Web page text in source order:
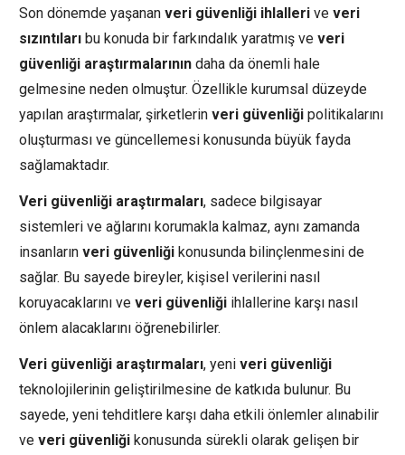
Son dönemde yaşanan veri güvenliği ihlalleri ve veri
sızıntıları bu konuda bir farkındalık yaratmış ve veri
güvenliği araştırmalarının daha da önemli hale
gelmesine neden olmuştur. Özellikle kurumsal düzeyde
yapılan araştırmalar, şirketlerin veri güvenliği politikalarını
oluşturması ve güncellemesi konusunda büyük fayda
sağlamaktadır.
Veri güvenliği araştırmaları, sadece bilgisayar
sistemleri ve ağlarını korumakla kalmaz, aynı zamanda
insanların veri güvenliği konusunda bilinçlenmesini de
sağlar. Bu sayede bireyler, kişisel verilerini nasıl
koruyacaklarını ve veri güvenliği ihlallerine karşı nasıl
önlem alacaklarını öğrenebilirler.
Veri güvenliği araştırmaları, yeni veri güvenliği
teknolojilerinin geliştirilmesine de katkıda bulunur. Bu
sayede, yeni tehditlere karşı daha etkili önlemler alınabilir
ve veri güvenliği konusunda sürekli olarak gelişen bir